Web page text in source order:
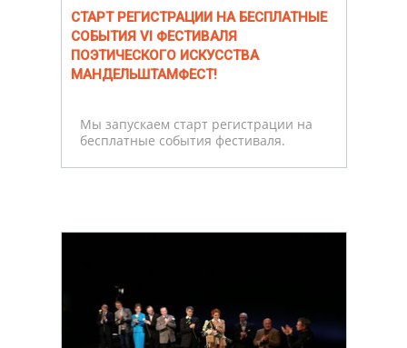
СТАРТ РЕГИСТРАЦИИ НА БЕСПЛАТНЫЕ
СОБЫТИЯ VI ФЕСТИВАЛЯ
ПОЭТИЧЕСКОГО ИСКУССТВА
МАНДЕЛЬШТАМФЕСТ!
Мы запускаем старт регистрации на
бесплатные события фестиваля.